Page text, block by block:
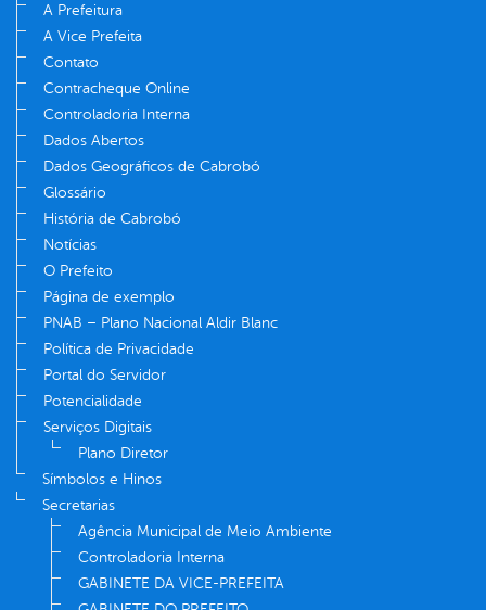
A Prefeitura
A Vice Prefeita
Contato
Contracheque Online
Controladoria Interna
Dados Abertos
Dados Geográficos de Cabrobó
Glossário
História de Cabrobó
Notícias
O Prefeito
Página de exemplo
PNAB – Plano Nacional Aldir Blanc
Política de Privacidade
Portal do Servidor
Potencialidade
Serviços Digitais
Plano Diretor
Símbolos e Hinos
Secretarias
Agência Municipal de Meio Ambiente
Controladoria Interna
GABINETE DA VICE-PREFEITA